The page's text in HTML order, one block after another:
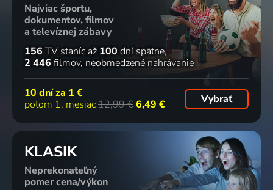
Najviac športu,
dokumentov, filmov
a televíznej zábavy
156 TV staníc až 100 dní spätne
2 446 filmov neobmedzené nahrávanie
10 dní za 1 €
potom 1. mesiac12,99 €6,49 € Vybrať
KLASIK
Neprekonateľný
pomer cena/výkon